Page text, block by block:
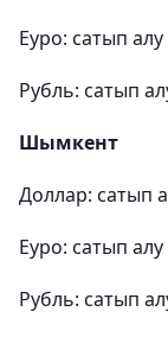
Еуро: сатып алу
Рубль: сатып
Шымкент
Доллар: сатып
Еуро: сатып алу
Рубль: сатып